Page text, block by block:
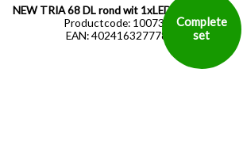
NEW TRIA 68 DL rond wit 1xLED 3000K 38°
Productcode: 1007389
EAN: 4024163277785
Complete
set